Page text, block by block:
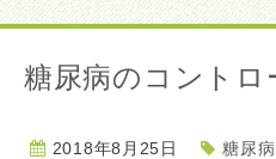
糖尿病のコントロ
2018年8月25日 糖尿病